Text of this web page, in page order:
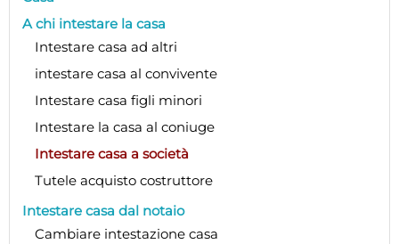
A chi intestare la casa
Intestare casa ad altri
intestare casa al convivente
Intestare casa figli minori
Intestare la casa al coniuge
Intestare casa a società
Tutele acquisto costruttore
Intestare casa dal notaio
Cambiare intestazione casa